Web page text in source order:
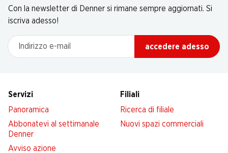
Con la newsletter di Denner si rimane sempre aggiornati. Si
iscriva adesso!
Indirizzo e-mail
accedere adesso
Servizi
Panoramica
Abbonatevi al settimanale
Denner
Avviso azione
Filiali
Ricerca di filiale
Nuovi spazi commerciali